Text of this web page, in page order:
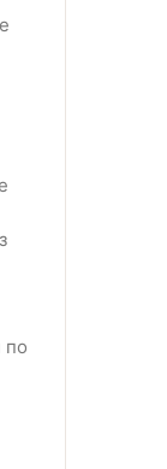
по